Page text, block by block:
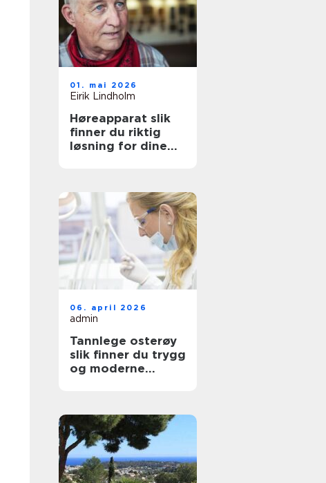
01. mai 2026
Eirik Lindholm
Høreapparat slik
finner du riktig
løsning for dine
06. april 2026
admin
Tannlege osterøy
slik finner du trygg
og moderne